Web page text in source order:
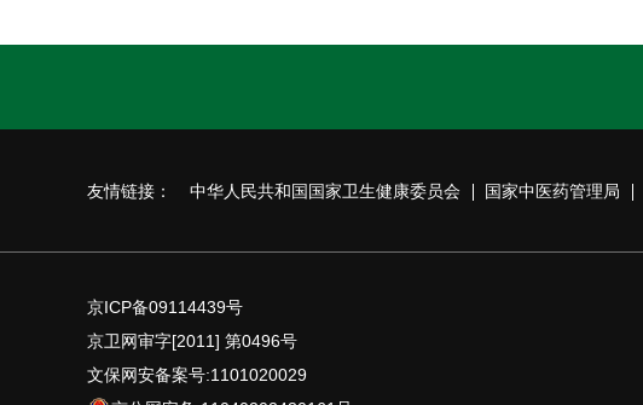
友情链接： 中华人民共和国国家卫生健康委员会 国家中医药管理局
京ICP备09114439号
京卫网审字[2011] 第0496号
文保网安备案号:1101020029